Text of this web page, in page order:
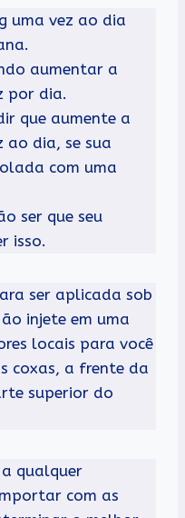
uma vez ao dia
aumentar a
por dia.
que aumente a
ao dia, se sua
com uma
ser que seu
isso.
ser aplicada sob
injete em uma
locais para você
coxas, a frente da
superior do
qualquer
com as